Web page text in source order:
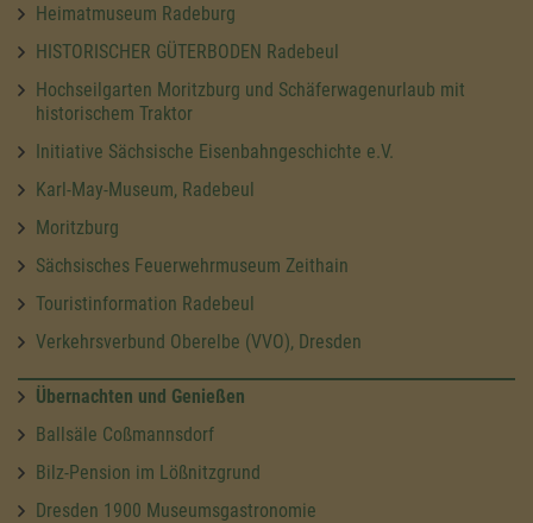
Heimatmuseum Radeburg
HISTORISCHER GÜTERBODEN Radebeul
Hochseilgarten Moritzburg und Schäferwagenurlaub mit
historischem Traktor
Initiative Sächsische Eisenbahngeschichte e.V.
Karl-May-Museum, Radebeul
Moritzburg
Sächsisches Feuerwehrmuseum Zeithain
Touristinformation Radebeul
Verkehrsverbund Oberelbe (VVO), Dresden
Übernachten und Genießen
Ballsäle Coßmannsdorf
Bilz-Pension im Lößnitzgrund
Dresden 1900 Museumsgastronomie